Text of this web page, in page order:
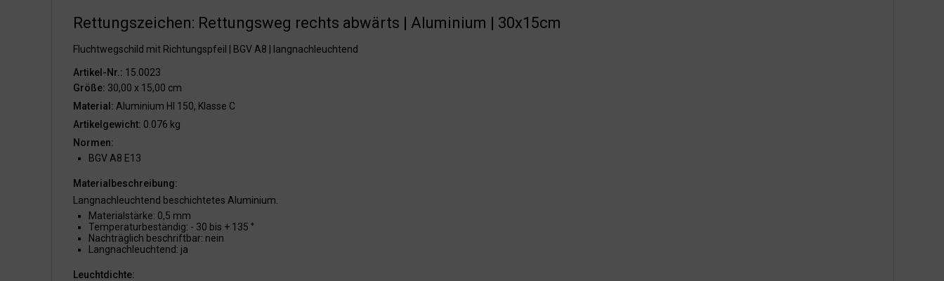
Rettungszeichen: Rettungsweg rechts abwärts | Aluminium | 30x15cm
Fluchtwegschild mit Richtungspfeil | BGV A8 | langnachleuchtend
Artikel-Nr.: 15.0023
Größe: 30,00 x 15,00 cm
Material: Aluminium HI 150, Klasse C
Artikelgewicht: 0.076 kg
Normen:
BGV A8 E13
Materialbeschreibung:
Langnachleuchtend beschichtetes Aluminium.
Materialstärke: 0,5 mm
Temperaturbeständig: - 30 bis + 135 °
Nachträglich beschriftbar: nein
Langnachleuchtend: ja
Leuchtdichte: